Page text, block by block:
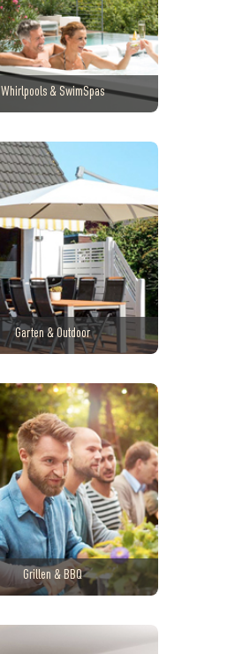
Whirlpools & SwimSpas
Garten & Outdoor
Grillen & BBQ